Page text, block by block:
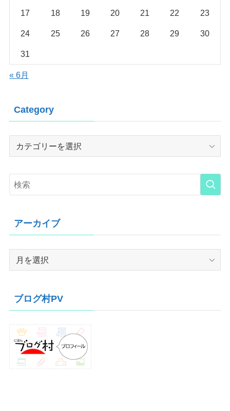
17 18 19 20 21 22 23
24 25 26 27 28 29 30
31
« 6月
Category
Category
アーカイブ
ブ
ブログ村PV